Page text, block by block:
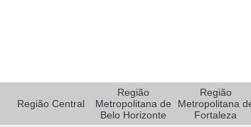
Bloqueador e Rastreador Automotivo
Gps Veicular Rastreador
Região Central
Região
Metropolitana de
Belo Horizonte
Região
Metropolitana
Fortaleza